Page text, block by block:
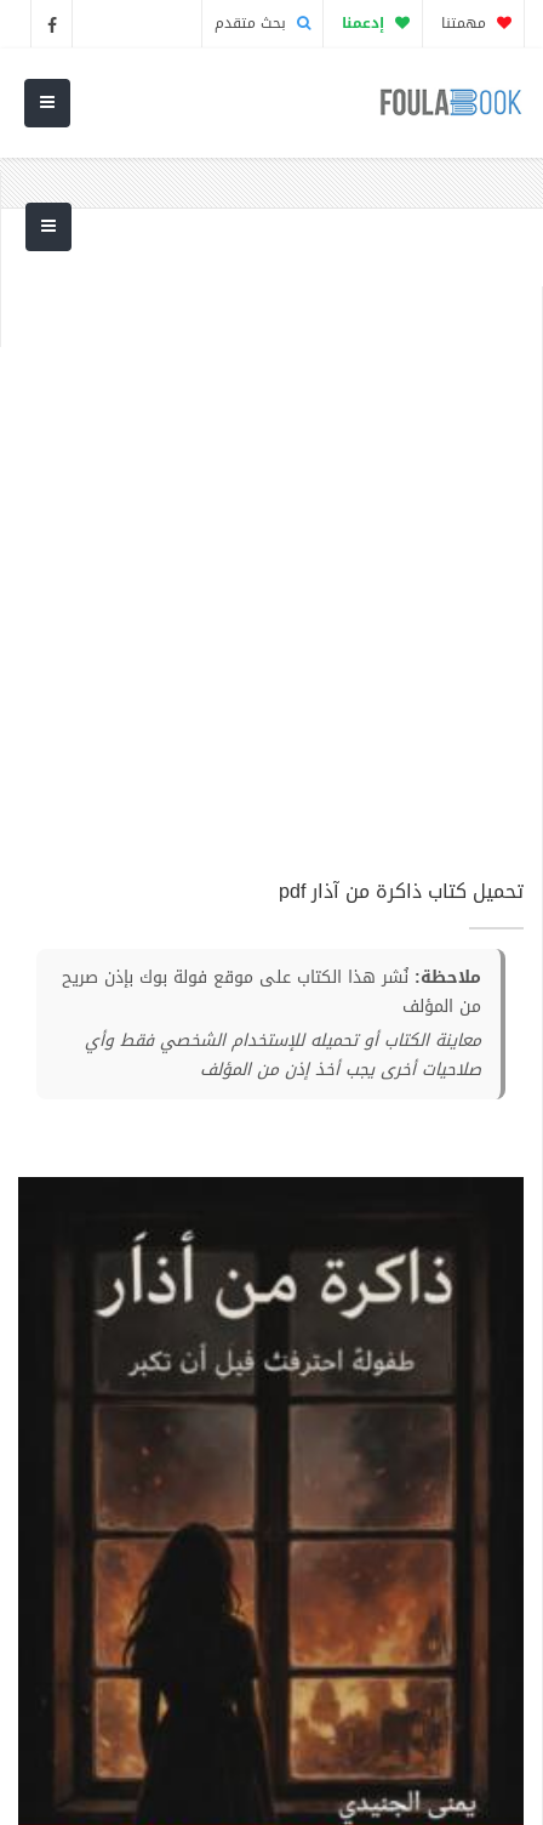
مهمتنا إدعمنا بحث متقدم
تحميل كتاب ذاكرة من آذار pdf
ملاحظة: نُشر هذا الكتاب على موقع فولة بوك بإذن صريح
من المؤلف
معاينة الكتاب أو تحميله للإستخدام الشخصي فقط وأي
صلاحيات أخرى يجب أخذ إذن من المؤلف